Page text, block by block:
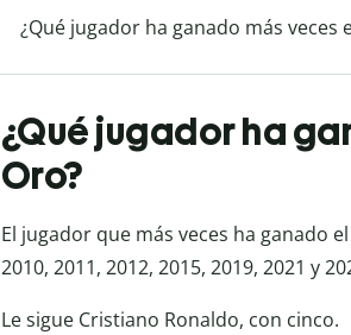
¿Qué jugador ha ganado más veces
¿Qué jugador ha
Oro?
El jugador que más veces ha ganado el
2010, 2011, 2012, 2015, 2019, 2021 y
Le sigue Cristiano Ronaldo, con cinco.